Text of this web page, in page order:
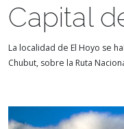
Capital
La localidad de El Hoyo se
Chubut, sobre la Ruta